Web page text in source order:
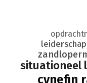
niet meer alleen kunt
Alleen met meer
de juiste richting
schaalsprongen in
cynefin
situationeel
leiderschap